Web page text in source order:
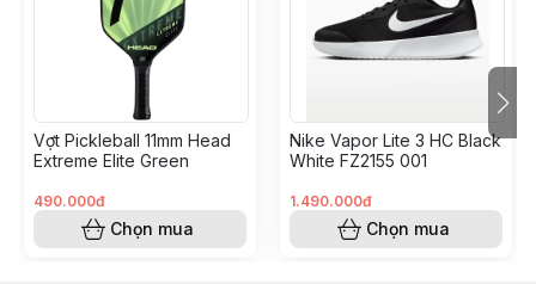
Vợt Pickleball 11mm Head
Extreme Elite Green
490.000đ
Chọn mua
Nike Vapor Lite 3 HC Black
White FZ2155 001
1.490.000đ
Chọn mua